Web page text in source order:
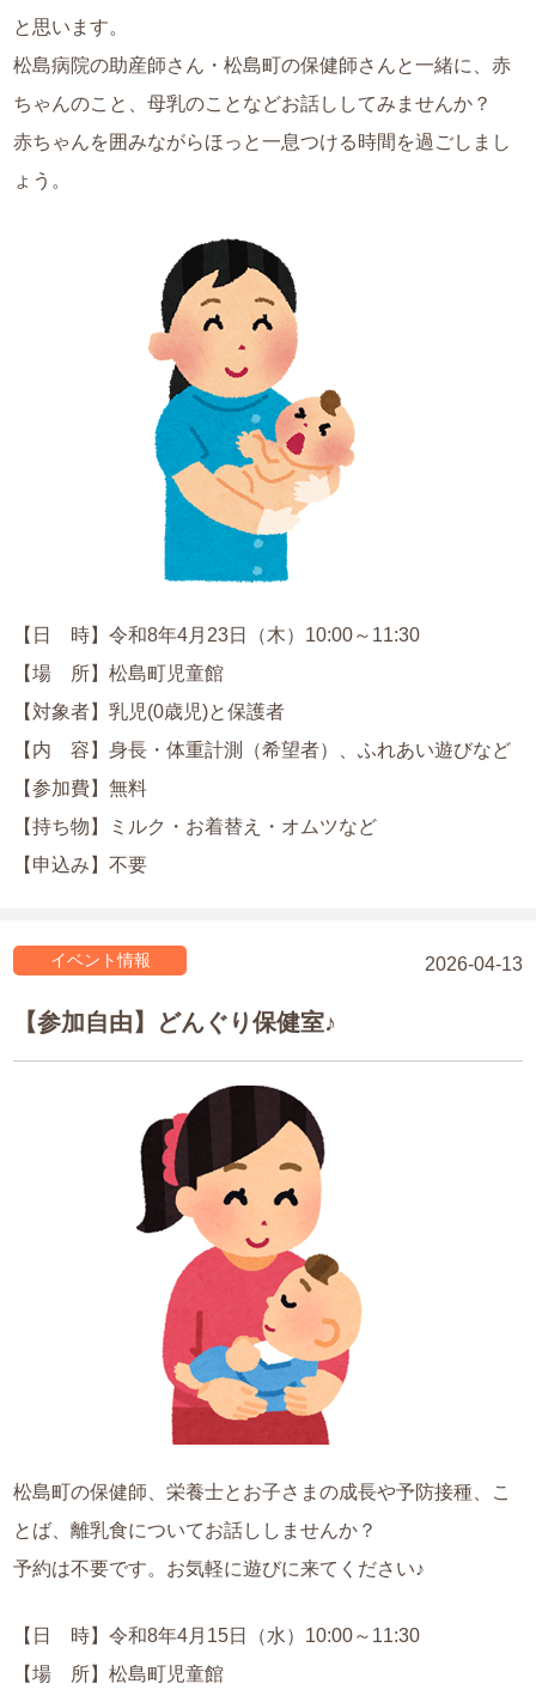
と思います。
松島病院の助産師さん・松島町の保健師さんと一緒に、赤
ちゃんのこと、母乳のことなどお話ししてみませんか？
赤ちゃんを囲みながらほっと一息つける時間を過ごしまし
ょう。
【日 時】令和8年4月23日（木）10:00～11:30
【場 所】松島町児童館
【対象者】乳児(0歳児)と保護者
【内 容】身長・体重計測（希望者）、ふれあい遊びなど
【参加費】無料
【持ち物】ミルク・お着替え・オムツなど
【申込み】不要
2026-04-13
イベント情報
【参加自由】どんぐり保健室♪
松島町の保健師、栄養士とお子さまの成長や予防接種、こ
とば、離乳食についてお話ししませんか？
予約は不要です。お気軽に遊びに来てください♪
【日 時】令和8年4月15日（水）10:00～11:30
【場 所】松島町児童館